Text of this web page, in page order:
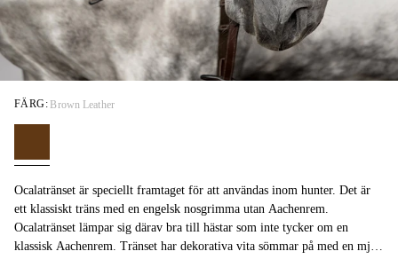
Ocalatränset är speciellt framtaget för att användas inom hunter. Det är
ett klassiskt träns med en engelsk nosgrimma utan Aachenrem.
Ocalatränset lämpar sig därav bra till hästar som inte tycker om en
klassisk Aachenrem. Tränset har dekorativa vita sömmar på med en mjuk
FÄRG: Brown Leather